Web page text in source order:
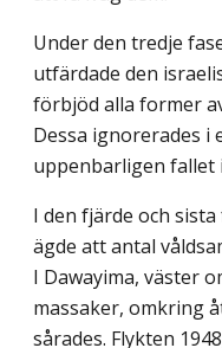
Under den tredje
utfärdade den
förbjöd alla former
Dessa ignorerades i
uppenbarligen fallet
I den fjärde och
ägde att antal
I Dawayima, väster
massaker, omkring
sårades. Flykten